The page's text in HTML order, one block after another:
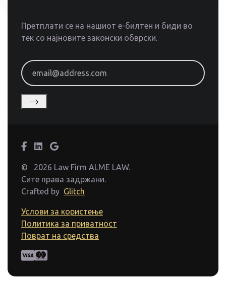
Претплати се на нашиот е-билтен и биди во
тек со најновите законски обврски.
email@address.com
©
2026 Law Firm ALME LAW.
Сите права задржани.
Crafted by Glitch
Услови за користење
Политика за приватност
Поврат на средства